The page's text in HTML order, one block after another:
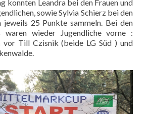
konnten Leandra bei den Frauen und
sowie Sylvia Schierz bei den
jeweils 25 Punkte sammeln. Bei den
waren wieder Jugendliche vorne :
vor Till Czisnik (beide LG Süd ) und